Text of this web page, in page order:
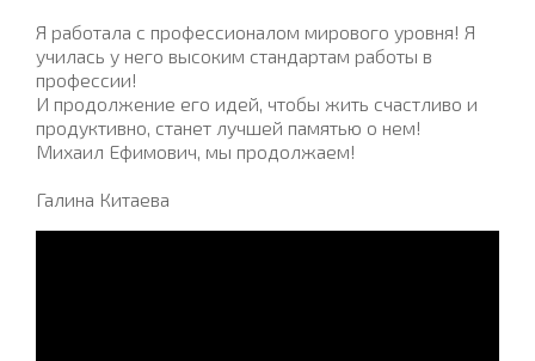
Я работала с профессионалом мирового уровня! Я
училась у него высоким стандартам работы в
профессии!
И продолжение его идей, чтобы жить счастливо и
продуктивно, станет лучшей памятью о нем!
Михаил Ефимович, мы продолжаем!
Галина Китаева